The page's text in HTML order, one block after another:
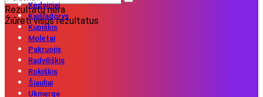
Rezultatų nėra
Žiūrėti visus rezultatus
Kėdainiai
Kaišiadorys
Kupiškis
Molėtai
Pakruojis
Radviliškis
Rokiškis
Šiauliai
Ukmergė